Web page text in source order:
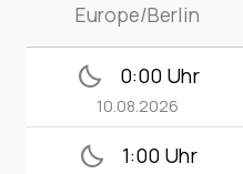
Europe/Berlin
bedtime 0:00 Uhr
10.08.2026
bedtime 1:00 Uhr